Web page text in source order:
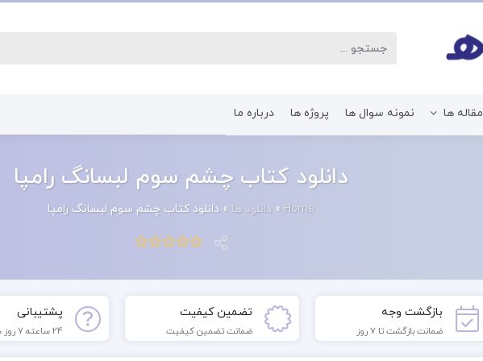
کتاب رشته اقتصاد کتاب رشته
مقاله ها نمونه سوال ها پروژه ها درباره ما
دانلود کتاب چشم سوم لبسانگ رامپا
Home
»دانلود ها »دانلود کتاب چشم سوم لبسانگ رامپا
بازگشت وجه
ضمانت بازگشت تا 7 روز
تضمین کیفیت
ضمانت تضمین کیفیت
پشتیبانی
24 ساعته 7 روز هفته